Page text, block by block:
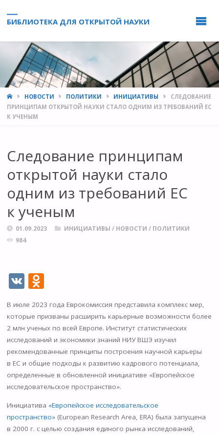
БИБЛИОТЕКА ДЛЯ ОТКРЫТОЙ НАУКИ
HOMEНОВОСТИ ПОЛИТИКИ ИНИЦИАТИВЫ
СЛЕДОВАНИЕ
ПРИНЦИПАМ ОТКРЫТОЙ НАУКИ СТАЛО ОДНИМ ИЗ ТРЕБОВАНИЙ ЕС
К УЧЕНЫМ
Следование принципам
открытой науки стало
одним из требований ЕС
к ученым
01.09.2023 ИНИЦИАТИВЫ / НОВОСТИ / ПОЛИТИКИ
984
V O
n
o
kl
as
s
ni
ki
В июле 2023 года Еврокомиссия представила комплекс мер,
которые призваны расширить карьерные возможности более
2 млн ученых по всей Европе. Институт статистических
исследований и экономики знаний НИУ ВШЭ изучил
рекомендованные принципы построения научной карьеры
в ЕС и общие подходы к развитию кадрового потенциала,
определенные в обновленной инициативе «Европейское
исследовательское пространство».
Инициатива «Европейское исследовательское
пространство»(European Research Area, ERA) была запущена
в 2000 г. с целью создания единого рынка исследований,